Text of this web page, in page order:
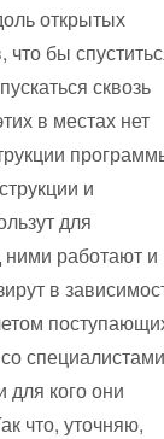
открытых
что бы
сквозь
в местах нет
и
для
ними работают и
в
для кого они
что, уточняю,